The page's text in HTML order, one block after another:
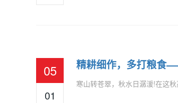
05
01
精耕细作，多打粮食
寒山转苍翠，秋水日潺湲!在这